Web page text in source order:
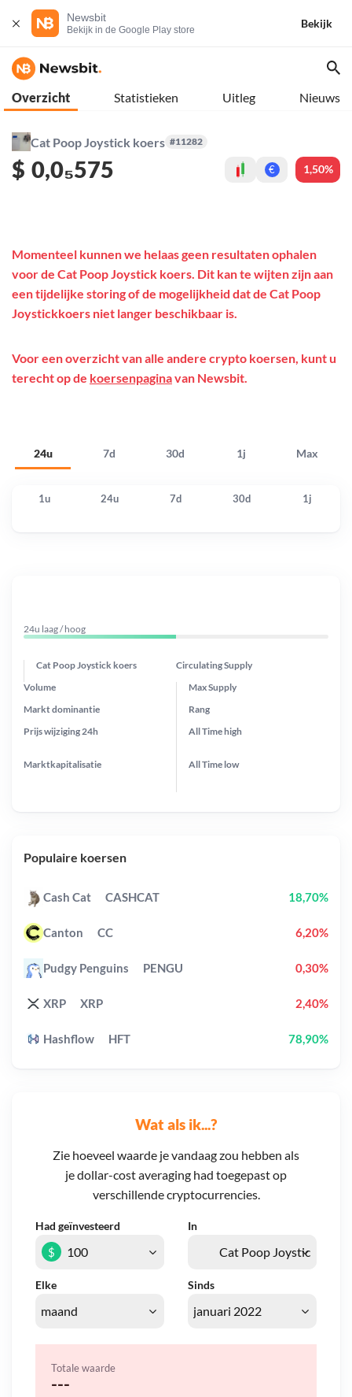
Newsbit
Bekijk in de Google Play store
Bekijk
Overzicht Statistieken Uitleg Nieuws
Cat Poop Joystick koers #11282
$ 0,0₅575 € 1,50%
24u 7d 30d 1j Max
Momenteel kunnen we helaas geen resultaten ophalen
voor de Cat Poop Joystick koers. Dit kan te wijten zijn aan
een tijdelijke storing of de mogelijkheid dat de Cat Poop
Joystickkoers niet langer beschikbaar is.
Voor een overzicht van alle andere crypto koersen, kunt u
terecht op de koersenpaginavan Newsbit.
1u 24u 7d 30d 1j
Wat als ik...?
Zie hoeveel waarde je vandaag zou hebben als
je dollar-cost averaging had toegepast op
verschillende cryptocurrencies.
Had geïnvesteerd In
Elke Sinds
$
Totale waarde
---
24u laag / hoog
Cat Poop Joystick koers Circulating Supply
Prijs wijziging 24h
Max Supply
Markt dominantie
Marktkapitalisatie
Volume
Rang
All Timehigh
All Time low
Populaire koersen
Cash Cat CASHCAT 18,70%
Canton CC 6,20%
Pudgy Penguins PENGU 0,30%
XRP XRP 2,40%
Hashflow HFT 78,90%